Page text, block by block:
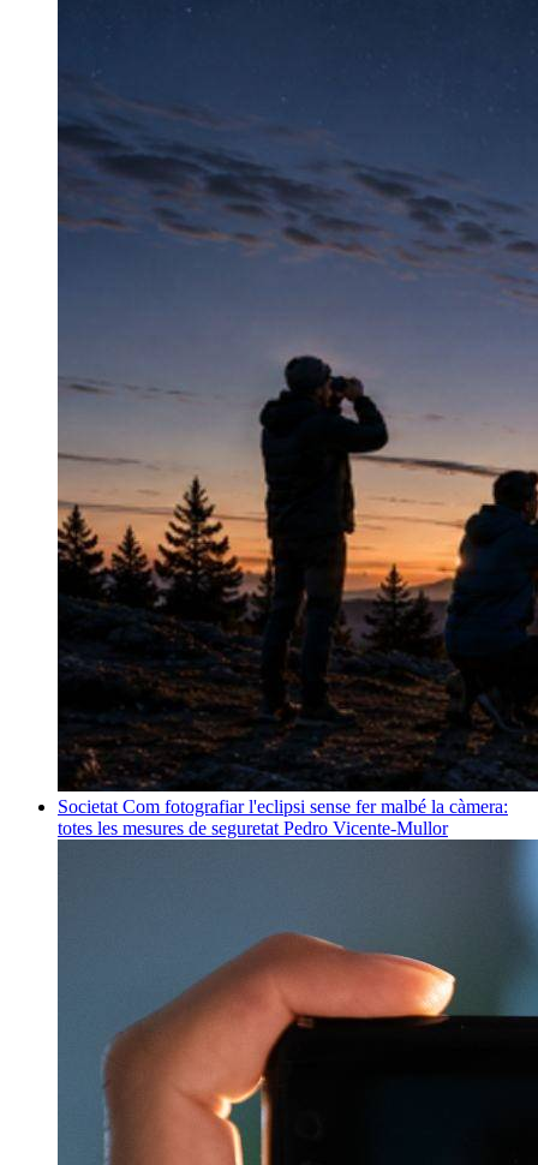
Societat Com fotografiar l'eclipsi sense fer malbé la càmera:
totes les mesures de seguretat Pedro Vicente-Mullor